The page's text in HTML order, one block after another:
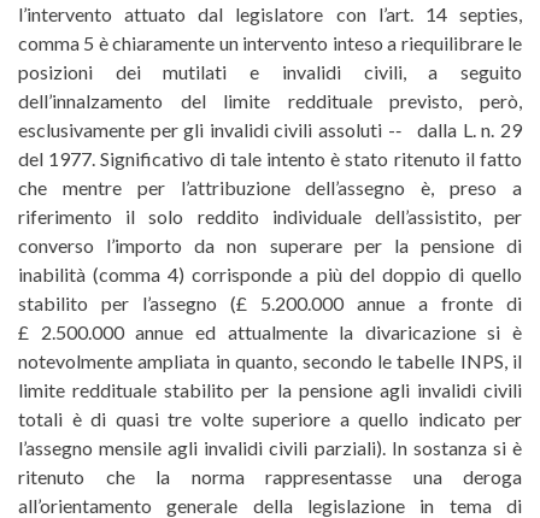
l’intervento attuato dal legislatore con l’art. 14 septies,
comma 5 è chiaramente un intervento inteso a riequilibrare le
posizioni dei mutilati e invalidi civili, a seguito
dell’innalzamento del limite reddituale previsto, però,
esclusivamente per gli invalidi civili assoluti -­‐ dalla L. n. 29
del 1977. Significativo di tale intento è stato ritenuto il fatto
che mentre per l’attribuzione dell’assegno è, preso a
riferimento il solo reddito individuale dell’assistito, per
converso l’importo da non superare per la pensione di
inabilità (comma 4) corrisponde a più del doppio di quello
stabilito per l’assegno (£ 5.200.000 annue a fronte di
£ 2.500.000 annue ed attualmente la divaricazione si è
notevolmente ampliata in quanto, secondo le tabelle INPS, il
limite reddituale stabilito per la pensione agli invalidi civili
totali è di quasi tre volte superiore a quello indicato per
l’assegno mensile agli invalidi civili parziali). In sostanza si è
ritenuto che la norma rappresentasse una deroga
all’orientamento generale della legislazione in tema di